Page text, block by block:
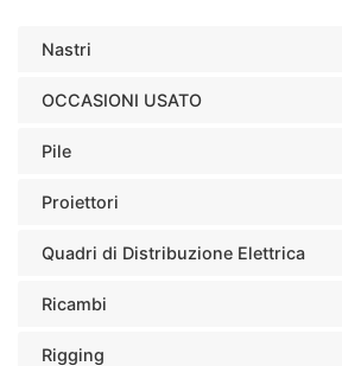
Nastri
OCCASIONI USATO
Pile
Proiettori
Quadri di Distribuzione Elettrica
Ricambi
Rigging